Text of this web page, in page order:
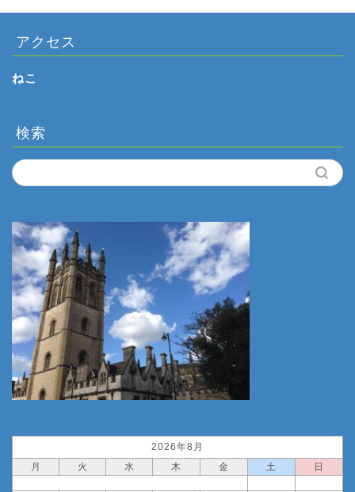
アクセス
ねこ
検索
2026年8月
月
火 水 木 金 土
日